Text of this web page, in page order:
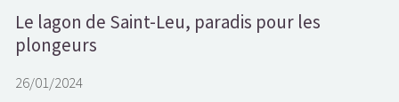
Le lagon de Saint-Leu, paradis pour les
plongeurs
26/01/2024